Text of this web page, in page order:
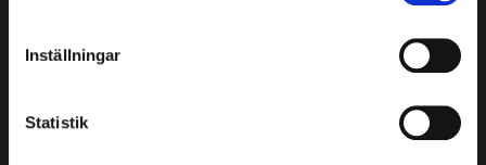
Inställningar
Statistik
Fjärås tillverkar svenskdesignade köksfläktar skapade med